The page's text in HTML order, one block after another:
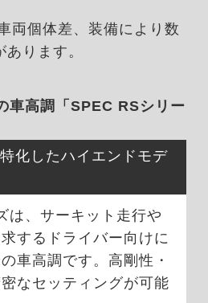
両個体差、装備により数
ります。
車高調「SPEC RSシリー
化したハイエンドモデ
は、サーキット走行や
するドライバー向けに
車高調です。高剛性・
なセッティングが可能